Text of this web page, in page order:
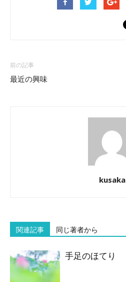
前の記事
最近の興味
kusaka
関連記事 同じ著者から
手足のほてり